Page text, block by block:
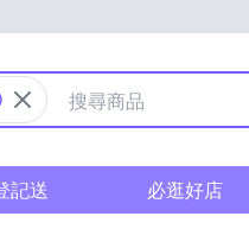
心
記送 必逛好店